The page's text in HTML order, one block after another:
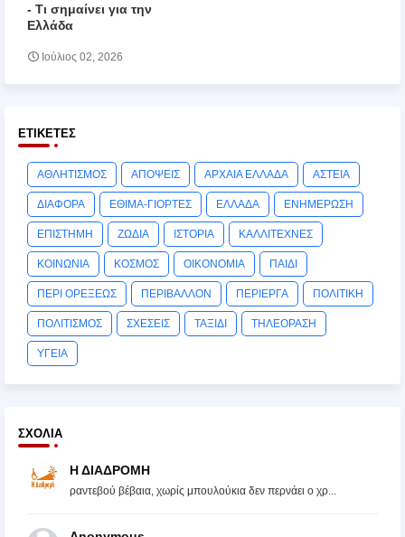
‑ Τι σημαίνει για την
Ελλάδα
Ιούλιος 02, 2026
ΕΤΙΚΈΤΕΣ
ΑΘΛΗΤΙΣΜΟΣ ΑΠΟΨΕΙΣ ΑΡΧΑΙΑ ΕΛΛΑΔΑ ΑΣΤΕΙΑ
ΔΙΑΦΟΡΑ ΕΘΙΜΑ-ΓΙΟΡΤΕΣ ΕΛΛΑΔΑ ΕΝΗΜΕΡΩΣΗ
ΕΠΙΣΤΗΜΗ ΖΩΔΙΑ ΙΣΤΟΡΙΑ ΚΑΛΛΙΤΕΧΝΕΣ
ΚΟΙΝΩΝΙΑ ΚΟΣΜΟΣ ΟΙΚΟΝΟΜΙΑ ΠΑΙΔΙ
ΠΕΡΙ ΟΡΕΞΕΩΣ ΠΕΡΙΒΑΛΛΟΝ ΠΕΡΙΕΡΓΑ ΠΟΛΙΤΙΚΗ
ΠΟΛΙΤΙΣΜΟΣ ΣΧΕΣΕΙΣ ΤΑΞΙΔΙ ΤΗΛΕΟΡΑΣΗ
ΥΓΕΙΑ
ΣΧΌΛΙΑ
Η ΔΙΑΔΡΟΜΗ
ραντεβού βέβαια, χωρίς μπουλούκια δεν περνάει ο χρ...